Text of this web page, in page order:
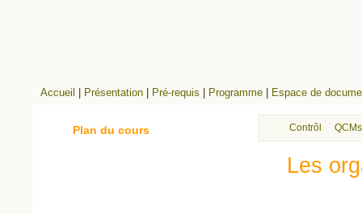
Accueil Présentation Pré-requis Programme Espace de
Contrôle continu
QCMs
Les
Plan du cours